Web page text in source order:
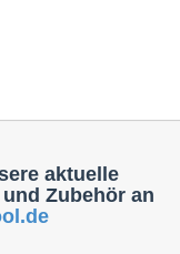
aktuelle
Zubehör an